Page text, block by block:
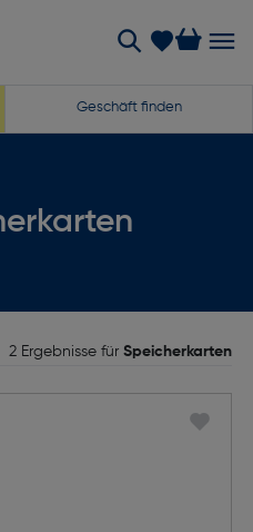
Geschäft finden
2 Ergebnisse für Speicherkarten